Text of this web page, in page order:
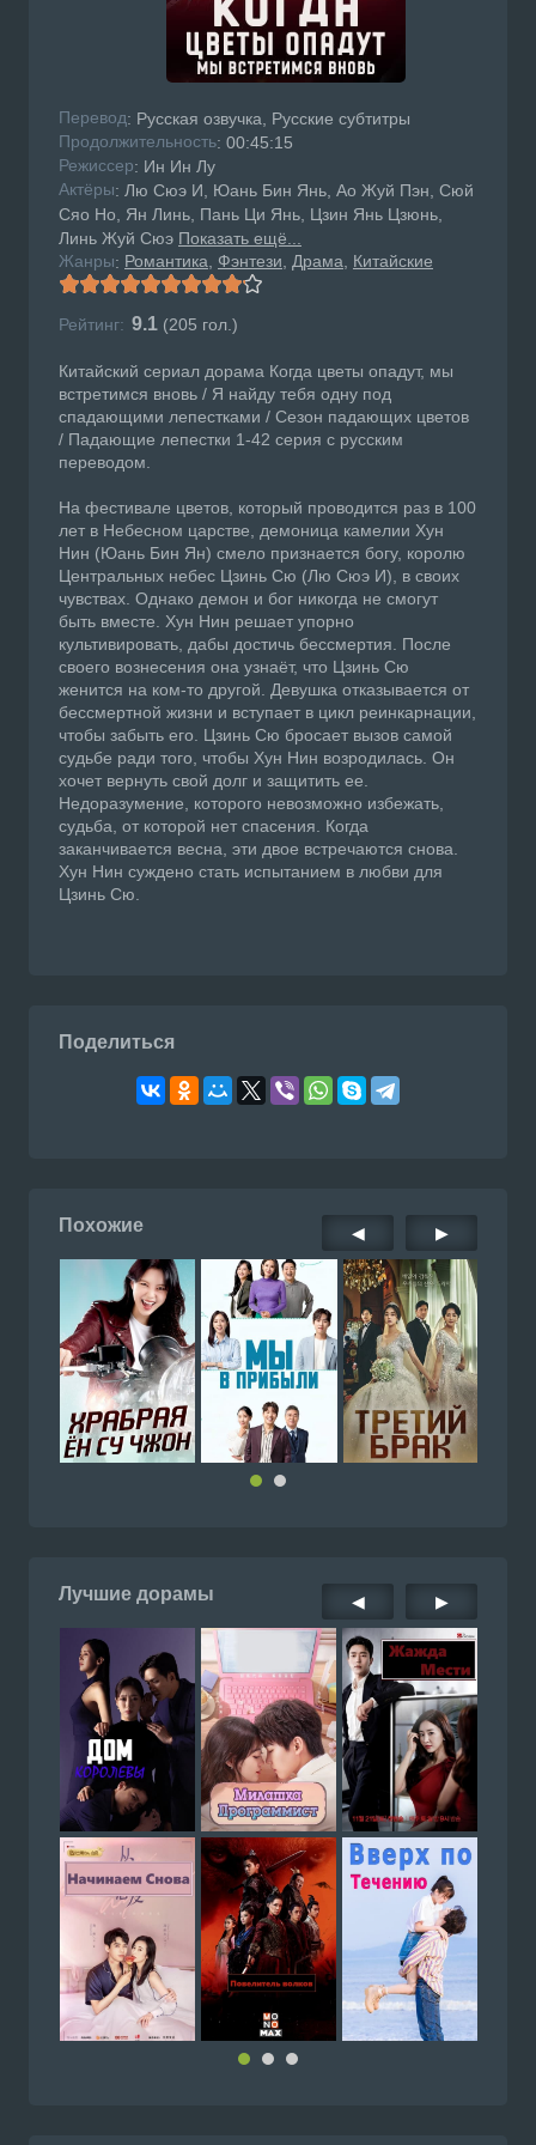
Перевод: Русская озвучка, Русские субтитры
Продолжительность: 00:45:15
Режисcер: Ин Ин Лу
Актёры: Лю Сюэ И, Юань Бин Янь, Ао Жуй Пэн, Сюй
Сяо Но, Ян Линь, Пань Ци Янь, Цзин Янь Цзюнь,
Линь Жуй Сюэ Показать ещё...
Жанры: Романтика Фэнтези Драма Китайские
Рейтинг: 9.1 (205 гол.)
Китайский сериал дорама Когда цветы опадут, мы
встретимся вновь / Я найду тебя одну под
спадающими лепестками / Сезон падающих цветов
/ Падающие лепестки 1-42 серия с русским
переводом.
На фестивале цветов, который проводится раз в 100
лет в Небесном царстве, демоница камелии Хун
Нин (Юань Бин Ян) смело признается богу, королю
Центральных небес Цзинь Сю (Лю Сюэ И), в своих
чувствах. Однако демон и бог никогда не смогут
быть вместе. Хун Нин решает упорно
культивировать, дабы достичь бессмертия. После
своего вознесения она узнаёт, что Цзинь Сю
женится на ком-то другой. Девушка отказывается от
бессмертной жизни и вступает в цикл реинкарнации,
чтобы забыть его. Цзинь Сю бросает вызов самой
судьбе ради того, чтобы Хун Нин возродилась. Он
хочет вернуть свой долг и защитить ее.
Недоразумение, которого невозможно избежать,
судьба, от которой нет спасения. Когда
заканчивается весна, эти двое встречаются снова.
Хун Нин суждено стать испытанием в любви для
Цзинь Сю.
Поделиться
Похожие ◀ ▶
Лучшие дорамы ◀ ▶